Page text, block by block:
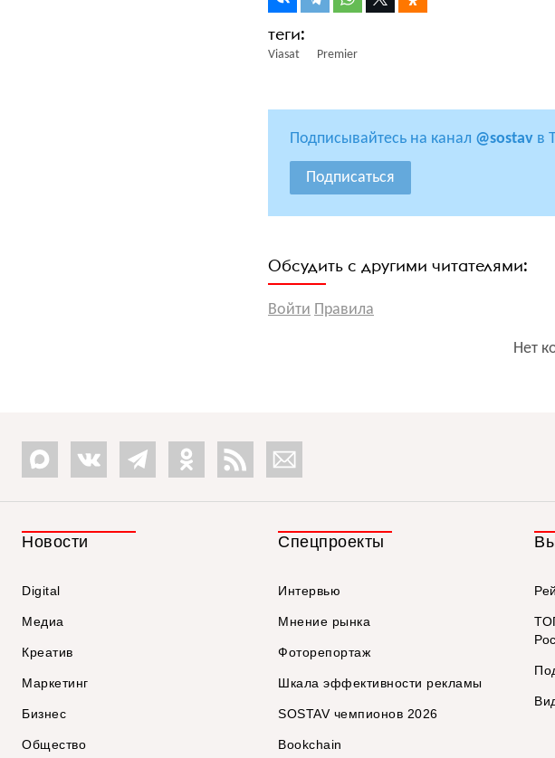
Viasat Premier
Подписывайтесь на канал @sostav в
Подписаться
Обсудить с другими читателями:
Войти Правила
Нет
Новости
Digital
Медиа
Креатив
Маркетинг
Бизнес
Общество
Спецпроекты
Интервью
Мнение рынка
Фоторепортаж
Шкала эффективности рекламы
SOSTAV чемпионов 2026
Bookchain